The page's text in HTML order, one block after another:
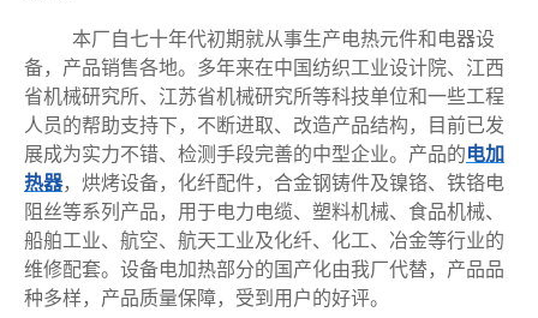
本厂自七十年代初期就从事生产电热元件和电器设
备，产品销售各地。多年来在中国纺织工业设计院、江西
省机械研究所、江苏省机械研究所等科技单位和一些工程
人员的帮助支持下，不断进取、改造产品结构，目前已发
展成为实力不错、检测手段完善的中型企业。产品的电加
热器，烘烤设备，化纤配件，合金钢铸件及镍铬、铁铬电
阻丝等系列产品，用于电力电缆、塑料机械、食品机械、
船舶工业、航空、航天工业及化纤、化工、冶金等行业的
维修配套。设备电加热部分的国产化由我厂代替，产品品
种多样，产品质量保障，受到用户的好评。